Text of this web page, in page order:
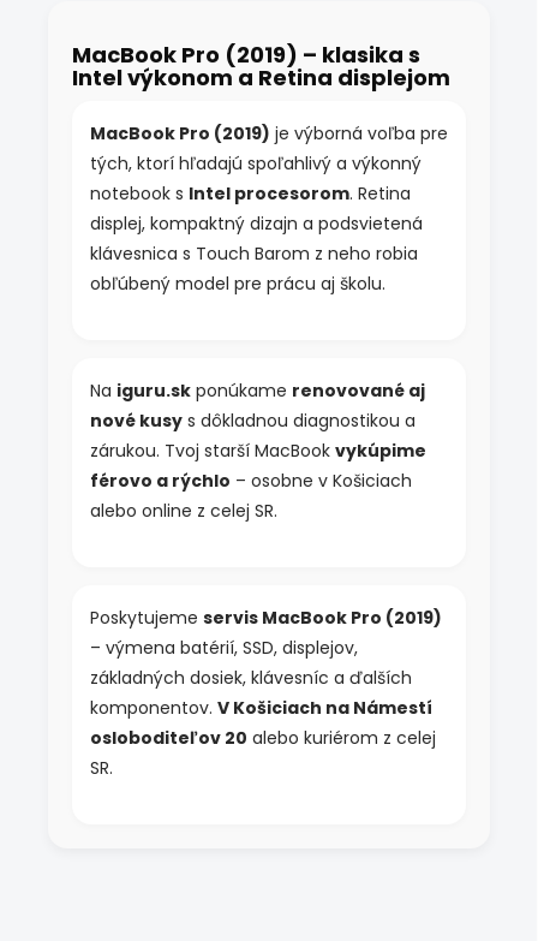
a
c
e
p
r
v
k
y
v
ý
MacBook Pro (2019) – klasika s
Intel výkonom a Retina displejom
MacBook Pro (2019) je výborná voľba pre
tých, ktorí hľadajú spoľahlivý a výkonný
notebook s Intel procesorom. Retina
displej, kompaktný dizajn a podsvietená
klávesnica s Touch Barom z neho robia
obľúbený model pre prácu aj školu.
Na iguru.sk ponúkame renovované aj
nové kusy s dôkladnou diagnostikou a
zárukou. Tvoj starší MacBook vykúpime
férovo a rýchlo – osobne v Košiciach
alebo online z celej SR.
Poskytujeme servis MacBook Pro (2019)
– výmena batérií, SSD, displejov,
základných dosiek, klávesníc a ďalších
komponentov. V Košiciach na Námestí
osloboditeľov 20 alebo kuriérom z celej
SR.